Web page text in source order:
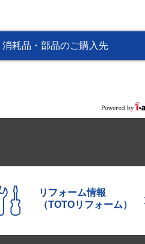
消耗品・部品のご購入先
リフォーム情報
（TOTOリフォーム）